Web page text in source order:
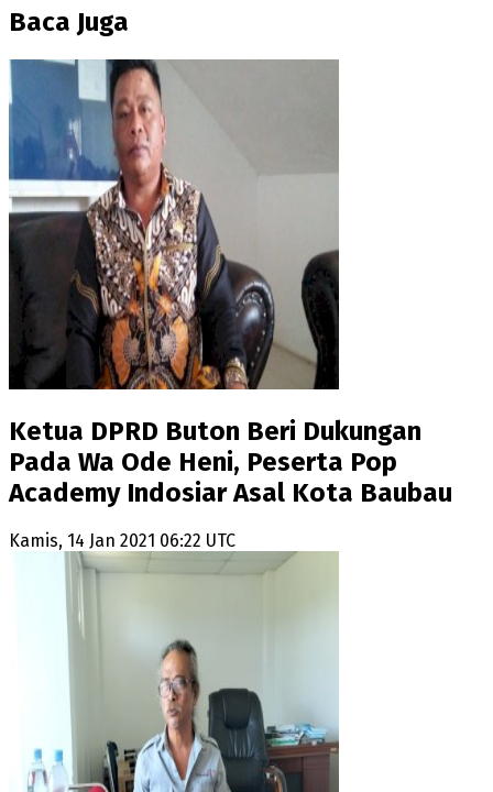
Baca Juga
Ketua DPRD Buton Beri Dukungan
Pada Wa Ode Heni, Peserta Pop
Academy Indosiar Asal Kota Baubau
Kamis, 14 Jan 2021 06:22 UTC